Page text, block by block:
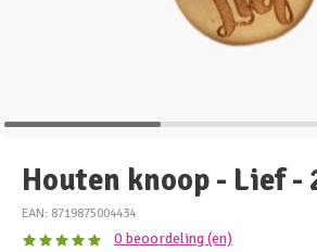
Houten knoop - Lief -
EAN: 8719875004434
0 beoordeling (en)